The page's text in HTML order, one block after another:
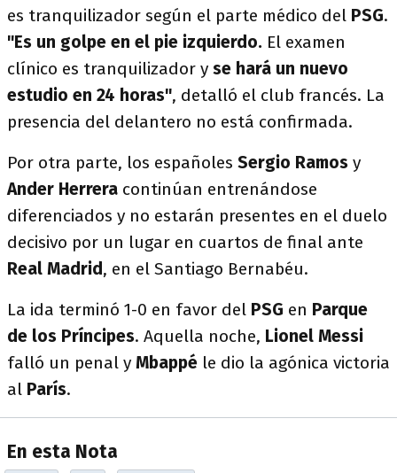
es tranquilizador según el parte médico del PSG.
"Es un golpe en el pie izquierdo. El examen
clínico es tranquilizador y se hará un nuevo
estudio en 24 horas", detalló el club francés. La
presencia del delantero no está confirmada.
Por otra parte, los españoles Sergio Ramos y
Ander Herrera continúan entrenándose
diferenciados y no estarán presentes en el duelo
decisivo por un lugar en cuartos de final ante
Real Madrid, en el Santiago Bernabéu.
La ida terminó 1-0 en favor del PSG en Parque
de los Príncipes. Aquella noche, Lionel Messi
falló un penal y Mbappé le dio la agónica victoria
al París.
En esta Nota